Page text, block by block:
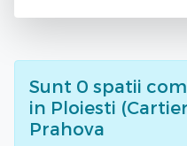
Sunt 0 spatii
in Ploiesti
Prahova